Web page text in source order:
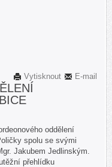
E-mail
Vytisknout
oddělení
spolu se svými
Jakubem Jedlinským.
přehlídku